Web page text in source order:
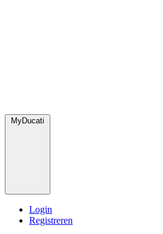
MyDucati
Login
Registreren